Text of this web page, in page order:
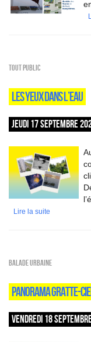
Tout public
LES YEUX DANS L’EAU
JEUDI 17 SEPTEMBRE
Lire la suite
Balade urbaine
PANORAMA GRATTE-
VENDREDI 18